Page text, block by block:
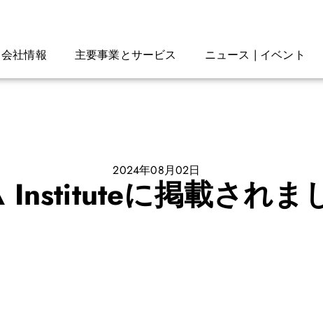
会社情報 主要事業とサービス ニュース | イベント
2024年08月02日
Instituteに掲載されま